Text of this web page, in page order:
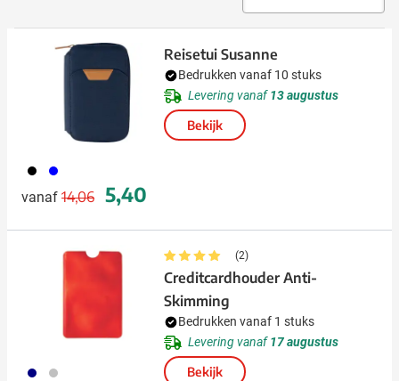
001 005
vanaf
Normale prijs
14,06
Speciale prijs
5,40
Reisetui Susanne
Bedrukken vanaf 10 stuks
Levering vanaf13 augustus
Bekijk
307 032
(2)
Creditcardhouder Anti-
Skimming
Bedrukken vanaf 1 stuks
Levering vanaf17 augustus
Bekijk